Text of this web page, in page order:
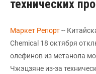
технических
Маркет Репорт--
Chemical 18 октября
олефинов из метанола
Чжэцзяне из-за